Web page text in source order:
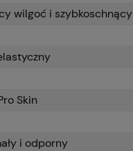
wilgoć i szybkoschnący
Skin
i odporny